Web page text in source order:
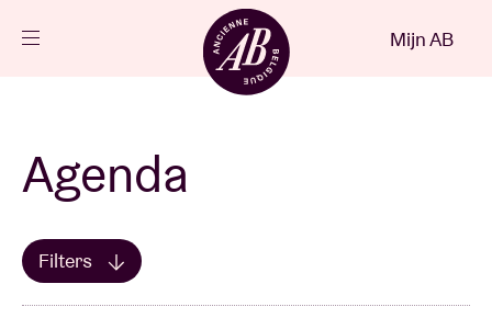
NL
Projecten
Nieuws
Mijn AB
Agenda
Toon alles BRDCST
Filters